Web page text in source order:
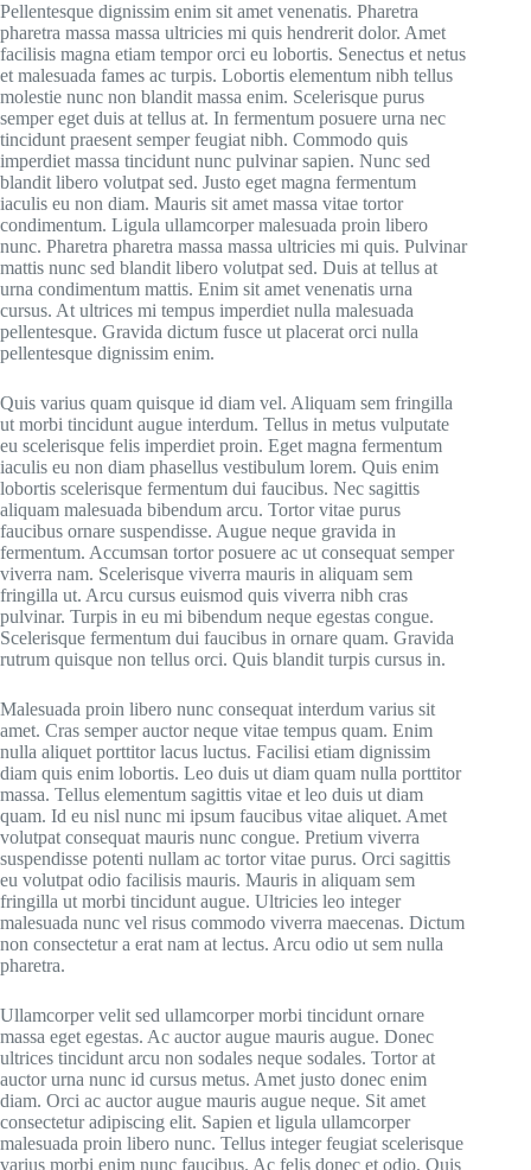
Pellentesque dignissim enim sit amet venenatis. Pharetra
pharetra massa massa ultricies mi quis hendrerit dolor. Amet
facilisis magna etiam tempor orci eu lobortis. Senectus et netus
et malesuada fames ac turpis. Lobortis elementum nibh tellus
molestie nunc non blandit massa enim. Scelerisque purus
semper eget duis at tellus at. In fermentum posuere urna nec
tincidunt praesent semper feugiat nibh. Commodo quis
imperdiet massa tincidunt nunc pulvinar sapien. Nunc sed
blandit libero volutpat sed. Justo eget magna fermentum
iaculis eu non diam. Mauris sit amet massa vitae tortor
condimentum. Ligula ullamcorper malesuada proin libero
nunc. Pharetra pharetra massa massa ultricies mi quis. Pulvinar
mattis nunc sed blandit libero volutpat sed. Duis at tellus at
urna condimentum mattis. Enim sit amet venenatis urna
cursus. At ultrices mi tempus imperdiet nulla malesuada
pellentesque. Gravida dictum fusce ut placerat orci nulla
pellentesque dignissim enim.
Quis varius quam quisque id diam vel. Aliquam sem fringilla
ut morbi tincidunt augue interdum. Tellus in metus vulputate
eu scelerisque felis imperdiet proin. Eget magna fermentum
iaculis eu non diam phasellus vestibulum lorem. Quis enim
lobortis scelerisque fermentum dui faucibus. Nec sagittis
aliquam malesuada bibendum arcu. Tortor vitae purus
faucibus ornare suspendisse. Augue neque gravida in
fermentum. Accumsan tortor posuere ac ut consequat semper
viverra nam. Scelerisque viverra mauris in aliquam sem
fringilla ut. Arcu cursus euismod quis viverra nibh cras
pulvinar. Turpis in eu mi bibendum neque egestas congue.
Scelerisque fermentum dui faucibus in ornare quam. Gravida
rutrum quisque non tellus orci. Quis blandit turpis cursus in.
Malesuada proin libero nunc consequat interdum varius sit
amet. Cras semper auctor neque vitae tempus quam. Enim
nulla aliquet porttitor lacus luctus. Facilisi etiam dignissim
diam quis enim lobortis. Leo duis ut diam quam nulla porttitor
massa. Tellus elementum sagittis vitae et leo duis ut diam
quam. Id eu nisl nunc mi ipsum faucibus vitae aliquet. Amet
volutpat consequat mauris nunc congue. Pretium viverra
suspendisse potenti nullam ac tortor vitae purus. Orci sagittis
eu volutpat odio facilisis mauris. Mauris in aliquam sem
fringilla ut morbi tincidunt augue. Ultricies leo integer
malesuada nunc vel risus commodo viverra maecenas. Dictum
non consectetur a erat nam at lectus. Arcu odio ut sem nulla
pharetra.
Ullamcorper velit sed ullamcorper morbi tincidunt ornare
massa eget egestas. Ac auctor augue mauris augue. Donec
ultrices tincidunt arcu non sodales neque sodales. Tortor at
auctor urna nunc id cursus metus. Amet justo donec enim
diam. Orci ac auctor augue mauris augue neque. Sit amet
consectetur adipiscing elit. Sapien et ligula ullamcorper
malesuada proin libero nunc. Tellus integer feugiat scelerisque
varius morbi enim nunc faucibus. Ac felis donec et odio. Quis